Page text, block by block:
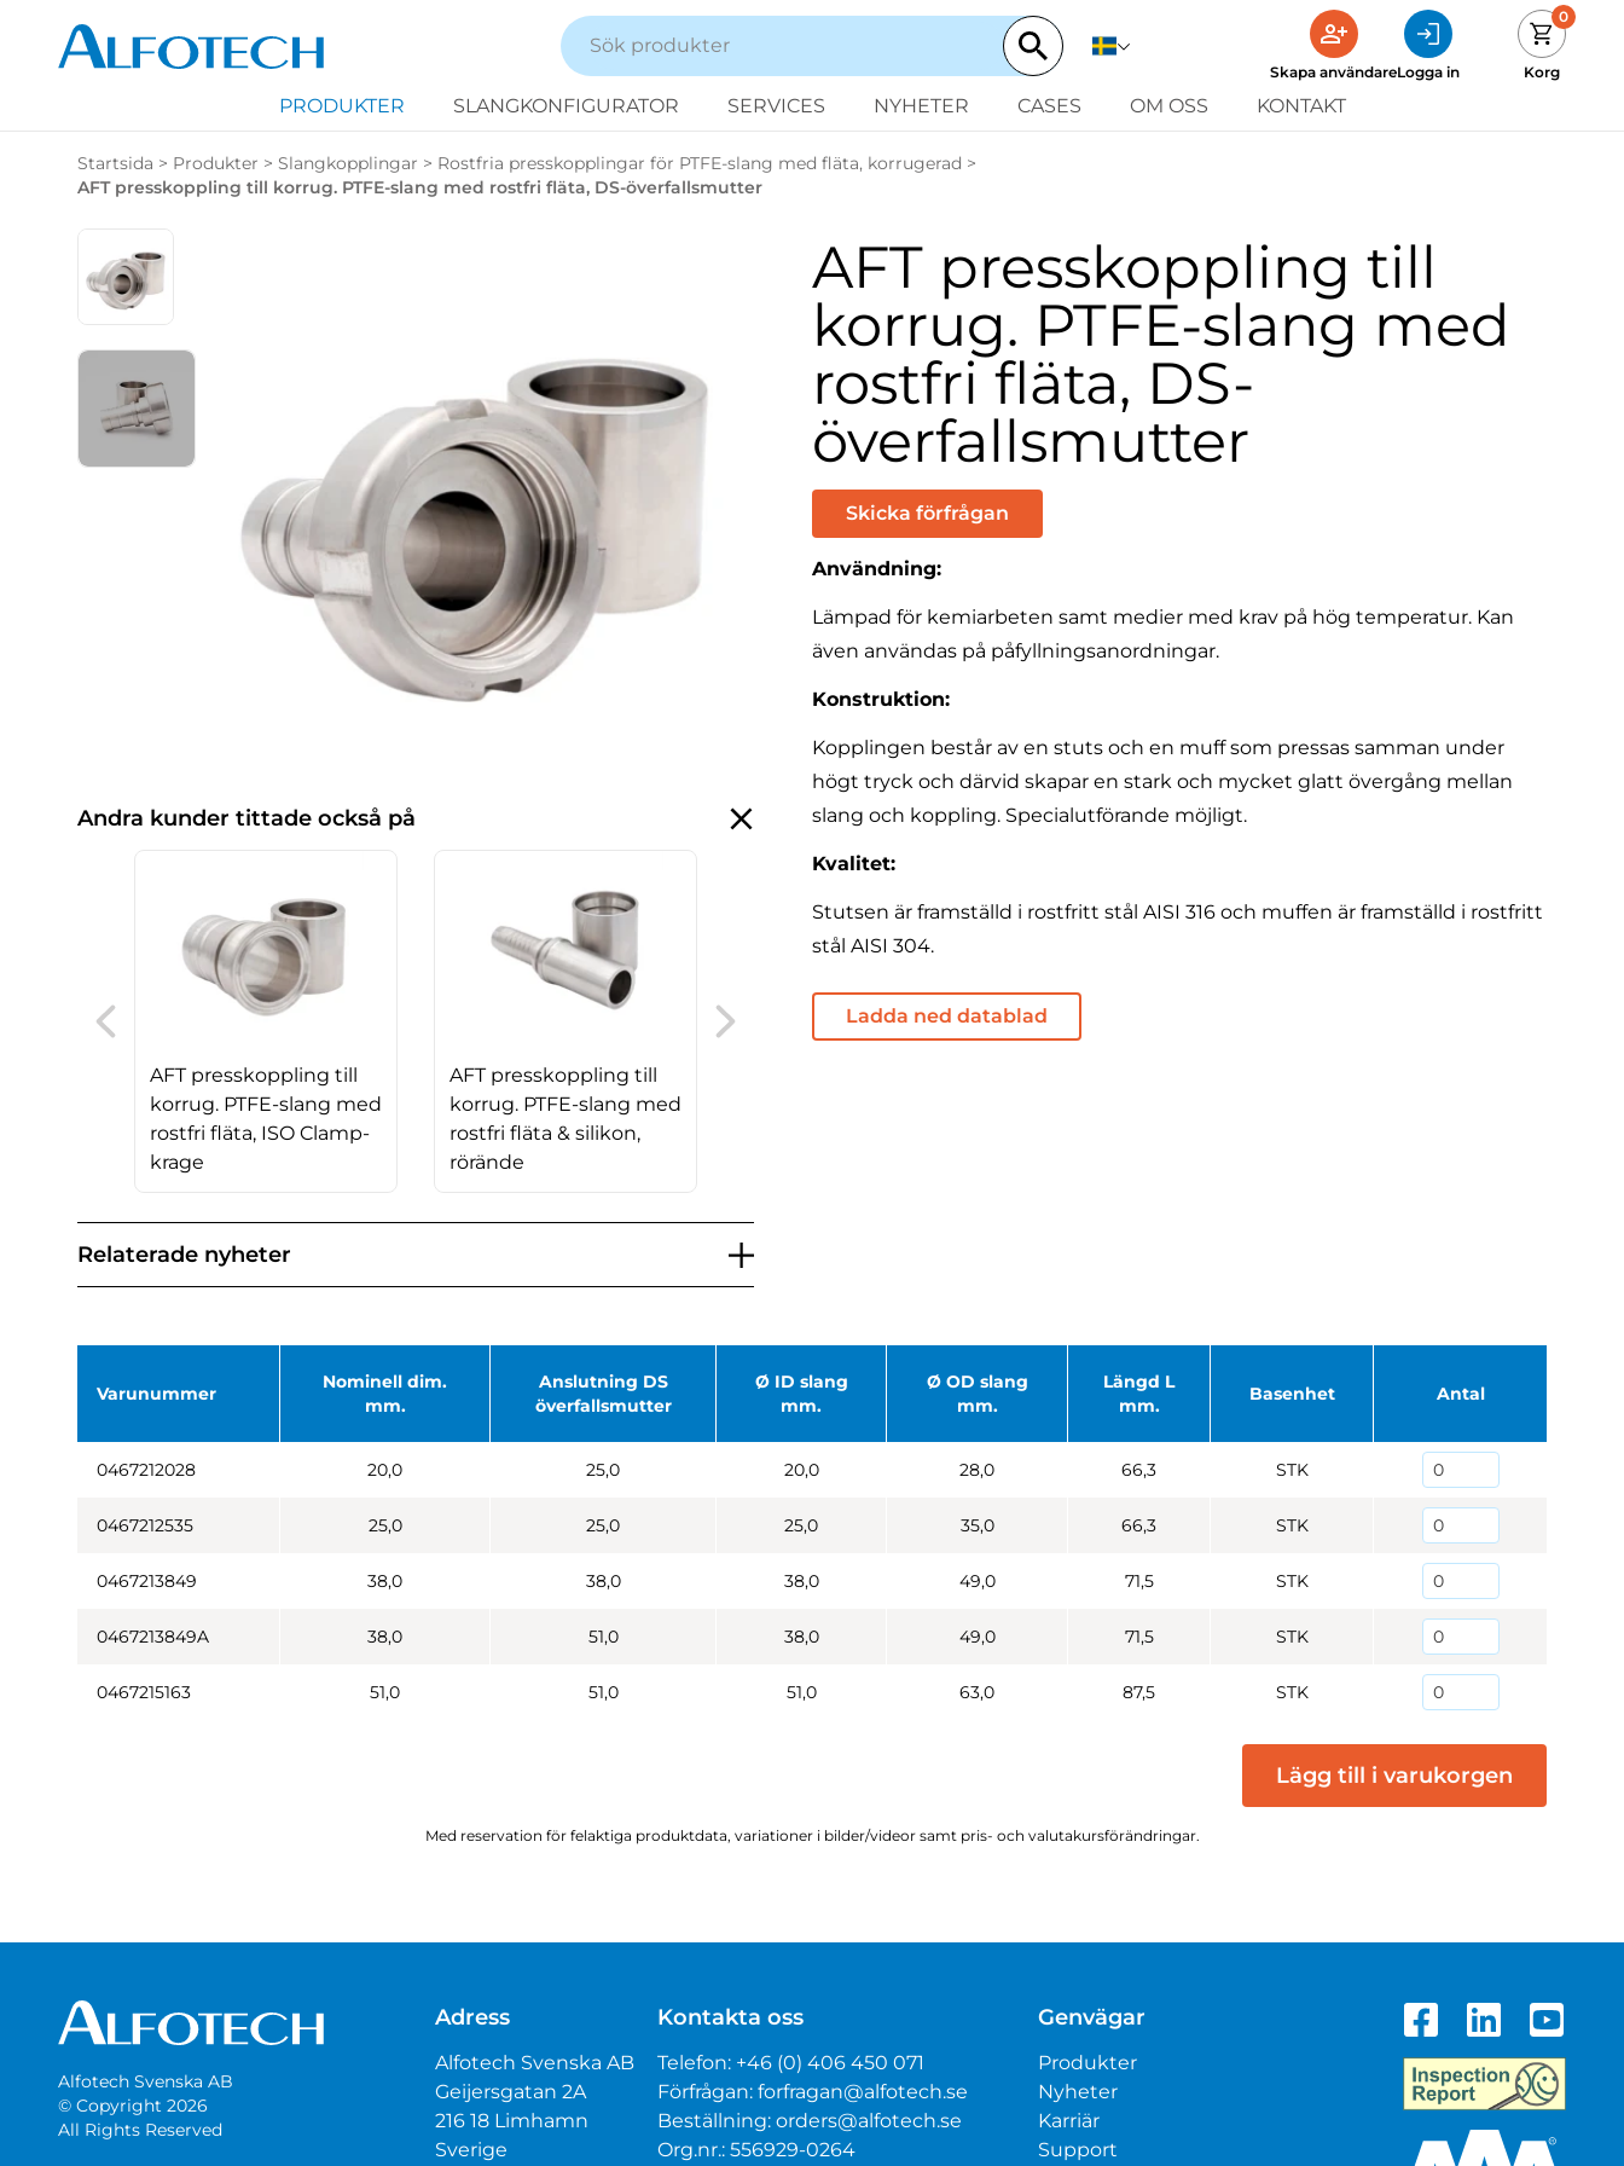
Skapa användareLogga in
0
Korg
PRODUKTER SLANGKONFIGURATOR SERVICES NYHETER CASES OM OSS KONTAKT
Startsida > Produkter > Slangkopplingar > Rostfria presskopplingar för PTFE-slang med fläta, korrugerad >
AFT presskoppling till korrug. PTFE-slang med rostfri fläta, DS-överfallsmutter
Andra kunder tittade också på
AFT presskoppling till
korrug. PTFE-slang med
rostfri fläta, ISO Clamp-
krage
AFT presskoppling till
korrug. PTFE-slang med
rostfri fläta & silikon,
rörände
Relaterade nyheter
AFT presskoppling till
korrug. PTFE-slang med
rostfri fläta, DS-
överfallsmutter
Skicka förfrågan
Användning:
Lämpad för kemiarbeten samt medier med krav på hög temperatur. Kan
även användas på påfyllningsanordningar.
Konstruktion:
Kopplingen består av en stuts och en muff som pressas samman under
högt tryck och därvid skapar en stark och mycket glatt övergång mellan
slang och koppling. Specialutförande möjligt.
Kvalitet:
Stutsen är framställd i rostfritt stål AISI 316 och muffen är framställd i rostfritt
stål AISI 304.
Ladda ned datablad
Varunummer
Nominell dim.
mm.
Anslutning DS
överfallsmutter
Ø ID slang
mm.
Ø OD slang
mm.
Längd L
mm.
Basenhet Antal
0467212028 20,0 25,0 20,0 28,0 66,3 STK
0467212535 25,0 25,0 25,0 35,0 66,3 STK
0467213849 38,0 38,0 38,0 49,0 71,5 STK
0467213849A 38,0 51,0 38,0 49,0 71,5 STK
0467215163 51,0 51,0 51,0 63,0 87,5 STK
Lägg till i varukorgen
Med reservation för felaktiga produktdata, variationer i bilder/videor samt pris- och valutakursförändringar.
Alfotech Svenska AB
© Copyright 2026
All Rights Reserved
Adress
Alfotech Svenska AB
Geijersgatan 2A
216 18 Limhamn
Sverige
Kontakta oss
Telefon: +46 (0) 406 450 071
Förfrågan: forfragan@alfotech.se
Beställning: orders@alfotech.se
Org.nr.: 556929-0264
Genvägar
Produkter
Nyheter
Karriär
Support